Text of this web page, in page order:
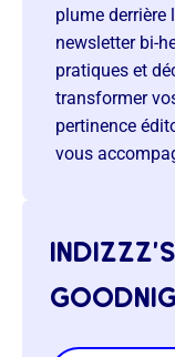
plume derrière
newsletter bi-
pratiques et
transformer
pertinence
vous